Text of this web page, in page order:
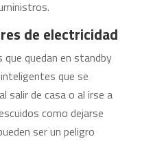
de electricidad
quedan en standby
que se
salir de casa o al irse a
como dejarse
ser un peligro